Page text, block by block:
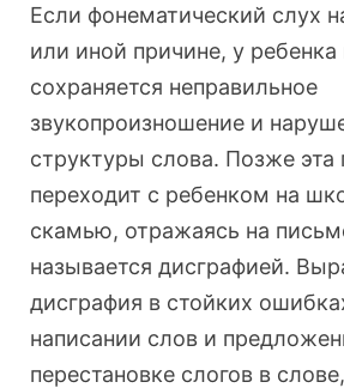
Если фонематический слух
или иной причине, у
сохраняется неправильное
звукопроизношение и
структуры слова. Позже эта
переходит с ребенком на
скамью, отражаясь на
называется дисграфией.
дисграфия в стойких
написании слов и
перестановке слогов в